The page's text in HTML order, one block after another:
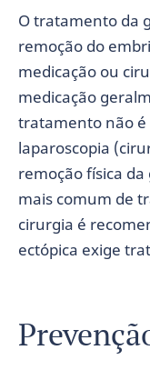
O tratamento da
remoção do
medicação ou
medicação
tratamento não é
laparoscopia
remoção física
mais comum de
cirurgia é
ectópica exige